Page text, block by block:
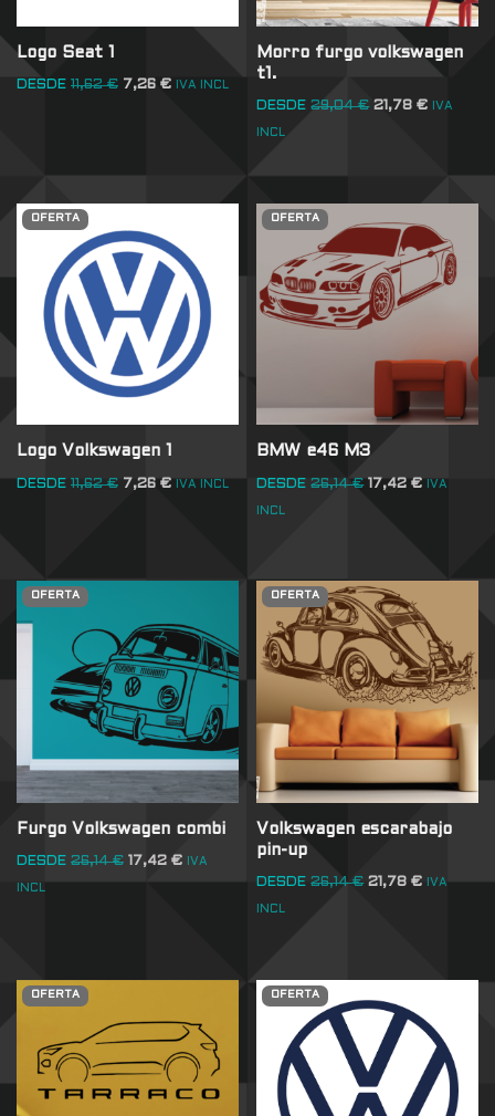
Logo Seat 1
DESDE 11,62€ 7,26 € IVA INCL
Morro furgo volkswagen
t1.
DESDE 29,04€ 21,78€ IVA
INCL
OFERTA
Logo Volkswagen 1
DESDE 11,62€ 7,26 € IVA INCL
OFERTA
BMW e46 M3
DESDE 26,14€ 17,42€ IVA
INCL
OFERTA
Furgo Volkswagen combi
DESDE 26,14€ 17,42 € IVA
INCL
OFERTA
Volkswagen escarabajo
pin-up
DESDE 26,14€ 21,78€ IVA
INCL
OFERTA OFERTA